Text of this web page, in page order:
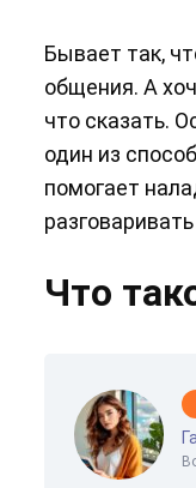
Бывает так,
общения. А
что сказать.
один из
помогает
Что